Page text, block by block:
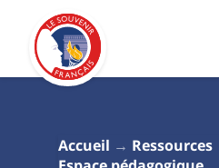
Accueil
Ressources